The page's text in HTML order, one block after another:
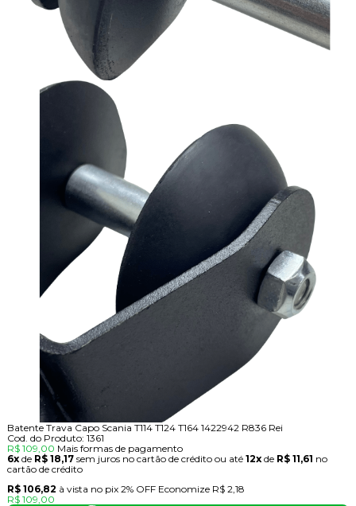
Batente Trava Capo Scania T114 T124 T164 1422942 R836 Rei
Cod. do Produto: 1361
R$ 109,00 Mais formas de pagamento
6xde R$ 18,17 sem juros no cartão de crédito ou até 12xde R$ 11,61 no
cartão de crédito
R$ 106,82 à vista no pix 2% OFF Economize R$ 2,18
R$ 109,00